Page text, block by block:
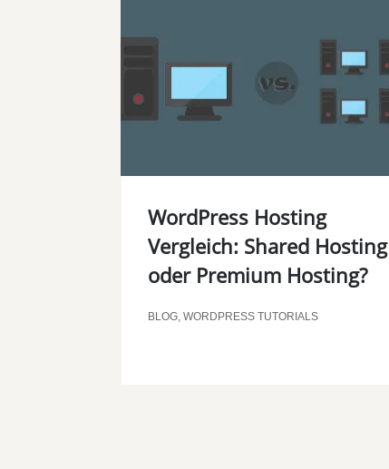
WordPress Hosting
Vergleich: Shared Hosting
oder Premium Hosting?
BLOG,WORDPRESS TUTORIALS